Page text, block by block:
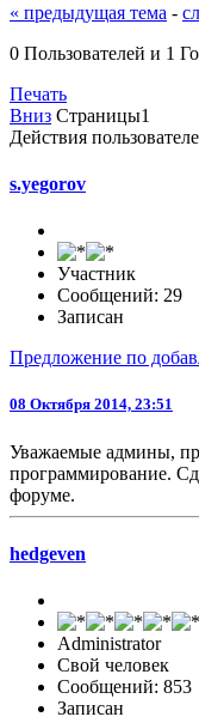
« предыдущая тема -
0 Пользователей и 1
Печать
Вниз Страницы1
Действия
s.yegorov
Участник
Сообщений: 29
Записан
Предложение по
08 Октября 2014, 23:51
Уважаемые админы,
программирование.
форуме.
hedgeven
Administrator
Свой человек
Сообщений: 853
Записан